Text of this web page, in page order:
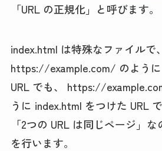
「URL の正規化」と呼びます。
index.html は特殊なファイルで、
https://example.com/ のように
URL でも、 https://
うに index.html をつけた URL
「2つの URL は同じページ」
を行います。